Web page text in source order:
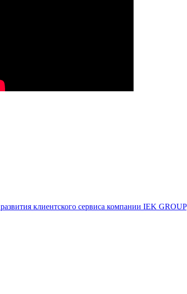
клиентского сервиса компании IEK GROUP